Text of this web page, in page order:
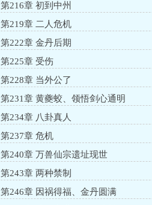
第216章 初到中州
第219章 二人危机
第222章 金丹后期
第225章 受伤
第228章 当外公了
第231章 黄夔蛟、领悟剑心通明
第234章 八卦真人
第237章 危机
第240章 万兽仙宗遗址现世
第243章 两种禁制
第246章 因祸得福、金丹圆满